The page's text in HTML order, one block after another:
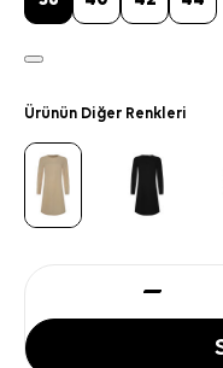
Ürünün Diğer Renkleri